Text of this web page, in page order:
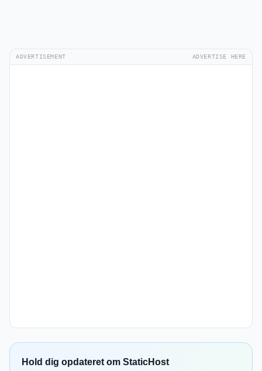
ADVERTISEMENT ADVERTISE HERE
Hold dig opdateret om StaticHost